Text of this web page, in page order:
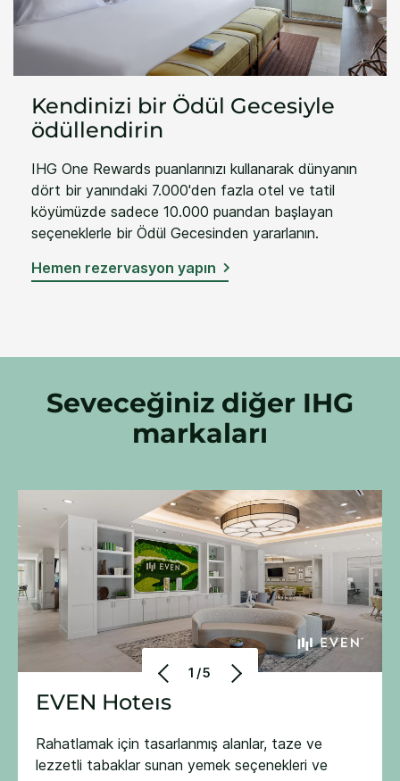
Kendinizi bir Ödül Gecesiyle
ödüllendirin
IHG One Rewards puanlarınızı kullanarak dünyanın
dört bir yanındaki 7.000'den fazla otel ve tatil
köyümüzde sadece 10.000 puandan başlayan
seçeneklerle bir Ödül Gecesinden yararlanın.
Hemen rezervasyon yapın
Seveceğiniz diğer IHG
markaları
EVEN Hotels
Rahatlamak için tasarlanmış alanlar, taze ve
lezzetli tabaklar sunan yemek seçenekleri ve
1/5